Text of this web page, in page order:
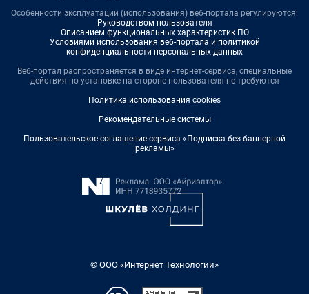
Особенности эксплуатации (использования) веб-портала регулируются:
Руководством пользователя
Описанием функциональных характеристик ПО
Условиями использования веб-портала и политикой
конфиденциальности персональных данных
Веб-портал распространяется в виде интернет-сервиса, специальные
действия по установке на стороне пользователя не требуются
Политика использования cookies
Рекомендательные системы
Пользовательское соглашение сервиса «Подписка без баннерной
рекламы»
© ООО «Интернет Технологии»